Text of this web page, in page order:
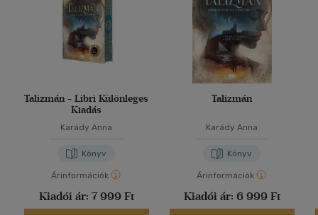
Talizmán - Libri Különleges
Kiadás
Karády Anna
Könyv
Árinformációk
Kiadói ár: 7 999 Ft
Talizmán
Karády Anna
Könyv
Árinformációk
Kiadói ár: 6 999 Ft